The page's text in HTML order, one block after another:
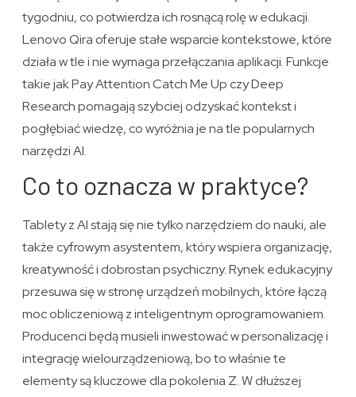
tygodniu, co potwierdza ich rosnącą rolę w edukacji.
Lenovo Qira oferuje stałe wsparcie kontekstowe, które
działa w tle i nie wymaga przełączania aplikacji. Funkcje
takie jak Pay Attention Catch Me Up czy Deep
Research pomagają szybciej odzyskać kontekst i
pogłębiać wiedzę, co wyróżnia je na tle popularnych
narzędzi AI.
Co to oznacza w praktyce?
Tablety z AI stają się nie tylko narzędziem do nauki, ale
także cyfrowym asystentem, który wspiera organizację,
kreatywność i dobrostan psychiczny. Rynek edukacyjny
przesuwa się w stronę urządzeń mobilnych, które łączą
moc obliczeniową z inteligentnym oprogramowaniem.
Producenci będą musieli inwestować w personalizację i
integrację wielourządzeniową, bo to właśnie te
elementy są kluczowe dla pokolenia Z. W dłuższej